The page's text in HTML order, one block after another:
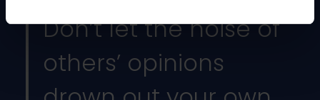
Don’t let the noise of
others’ opinions